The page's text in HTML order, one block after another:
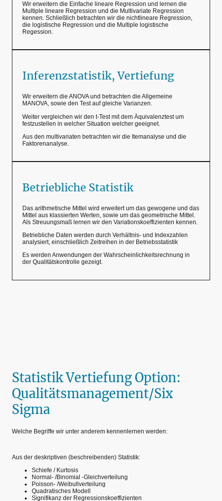
Wir erweitern die Einfache lineare Regression und lernen die
Multiple lineare Regression und die Multivariate Regression
kennen. Schließlich betrachten wir die nichtlineare Regression,
die logistische Regression und die Multiple logistische
Regession.
Inferenzstatistik, Vertiefung
Wir erweitern die ANOVA und betrachten die Allgemeine
MANOVA, sowie den Test auf gleiche Varianzen.
Weiter vergleichen wir den t-Test mit dem Äquivalenztest um
festzustellen in welcher Situation welcher geeignet.
Aus den multivariaten betrachten wir die Itemanalyse und die
Faktorenanalyse.
Betriebliche Statistik
Das arithmetische Mittel wird erweitert um das gewogene und das
Mittel aus klassierten Werten, sowie um das geometrische Mittel.
Als Streuungsmaß lernen wir den Variationskoeffizienten kennen.
Betriebliche Daten werden durch Verhältnis- und Indexzahlen
analysiert, einschließlich Zeitreihen in der Betriebsstatistik
Es werden Anwendungen der Wahrscheinlichkeitsrechnung in
der Qualitätskontrolle gezeigt.
Statistik Vertiefung Option:
Qualitätsmanagement/Six
Sigma
Welche Begriffe wir unter anderem kennenlernen werden:
Aus der deskriptiven (beschreibenden) Statistik:
Schiefe / Kurtosis
Normal- /Binomial -Gleichverteilung
Poisson- /Weibullverteilung
Quadratisches Modell
Signifikanz der Regressionskoeffizienten